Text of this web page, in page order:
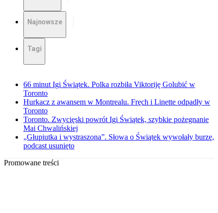
Najnowsze
Tagi
66 minut Igi Świątek. Polka rozbiła Viktoriję Golubić w
Toronto
Hurkacz z awansem w Montrealu. Fręch i Linette odpadły w
Toronto
Toronto. Zwycięski powrót Igi Świątek, szybkie pożegnanie
Mai Chwalińskiej
„Głupiutka i wystraszona”. Słowa o Świątek wywołały burzę,
podcast usunięto
Promowane treści